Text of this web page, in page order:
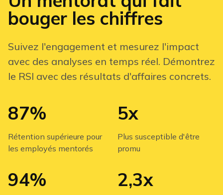
bouger les chiffres
Suivez l'engagement et mesurez l'impact
avec des analyses en temps réel. Démontrez
le RSI avec des résultats d'affaires concrets.
87%
Rétention supérieure pour
les employés mentorés
5x
Plus susceptible d'être
promu
94% 2,3x